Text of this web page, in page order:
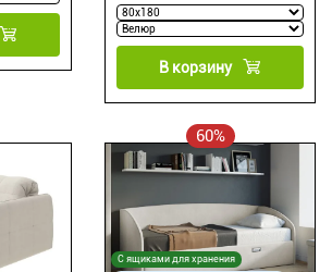
В корзину
60%
С ящиками для хранения